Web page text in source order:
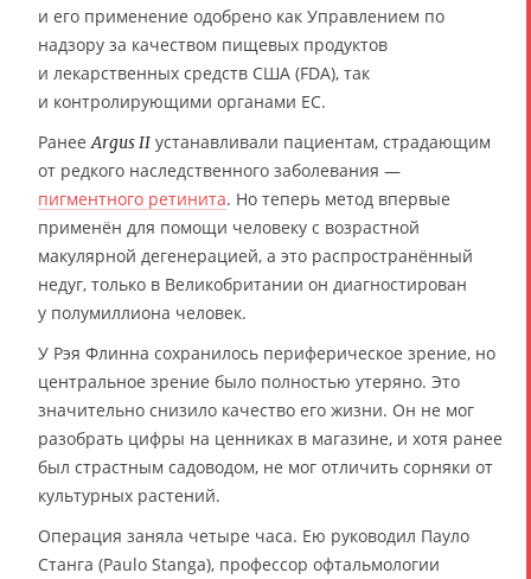
и его применение одобрено как Управлением по
надзору за качеством пищевых продуктов
и лекарственных средств США (FDA), так
и контролирующими органами ЕС.
Ранее Argus II устанавливали пациентам, страдающим
от редкого наследственного заболевания —
пигментного ретинита. Но теперь метод впервые
применён для помощи человеку с возрастной
макулярной дегенерацией, а это распространённый
недуг, только в Великобритании он диагностирован
у полумиллиона человек.
У Рэя Флинна сохранилось периферическое зрение, но
центральное зрение было полностью утеряно. Это
значительно снизило качество его жизни. Он не мог
разобрать цифры на ценниках в магазине, и хотя ранее
был страстным садоводом, не мог отличить сорняки от
культурных растений.
Операция заняла четыре часа. Ею руководил Пауло
Станга (Paulo Stanga), профессор офтальмологии